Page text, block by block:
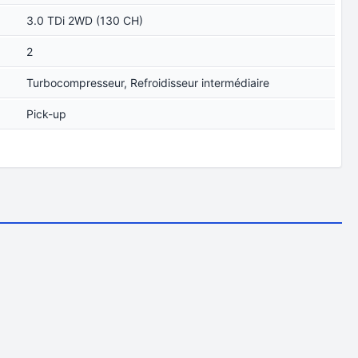
3.0 TDi 2WD (130 CH)
2
Turbocompresseur, Refroidisseur intermédiaire
Pick-up